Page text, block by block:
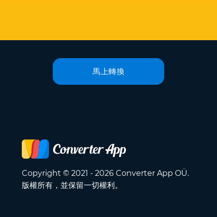
馬上轉換
Copyright © 2021 - 2026 Converter App OÜ.
版權所有，並保留一切權利。